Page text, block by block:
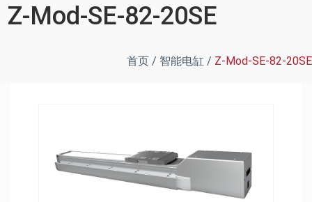
Z-Mod-SE-82-20SE
首页 / 智能电缸 / Z-Mod-SE-82-20SE